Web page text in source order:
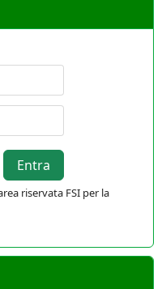
riservata FSI per la